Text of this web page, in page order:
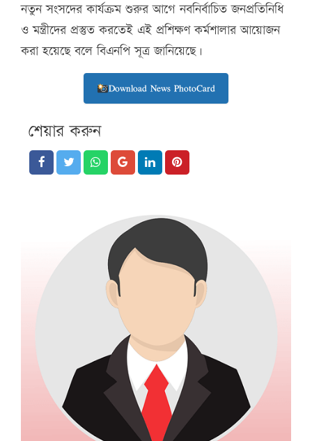
নতুন সংসদের কার্যক্রম শুরুর আগে নবনির্বাচিত জনপ্রতিনিধি
ও মন্ত্রীদের প্রস্তুত করতেই এই প্রশিক্ষণ কর্মশালার আয়োজন
করা হয়েছে বলে বিএনপি সূত্র জানিয়েছে।
Download News PhotoCard
শেয়ার করুন